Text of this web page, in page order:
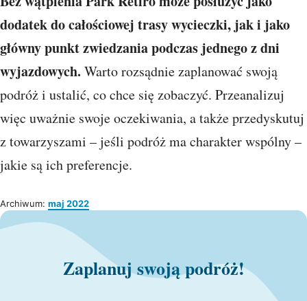
dodatek do całościowej trasy wycieczki, jak i jako
główny punkt zwiedzania podczas jednego z dni
wyjazdowych. Warto rozsądnie zaplanować swoją
podróż i ustalić, co chce się zobaczyć. Przeanalizuj
więc uważnie swoje oczekiwania, a także przedyskutuj
z towarzyszami – jeśli podróż ma charakter wspólny –
jakie są ich preferencje.
Archiwum: maj 2022
Zaplanuj swoją podróż!